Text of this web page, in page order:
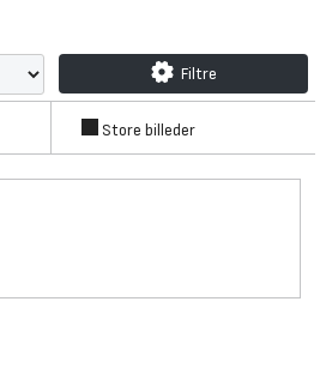
Filtre
Store billeder